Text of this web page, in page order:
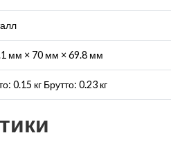
мм × 70 мм × 69.8 мм
0.15 кг Брутто: 0.23 кг